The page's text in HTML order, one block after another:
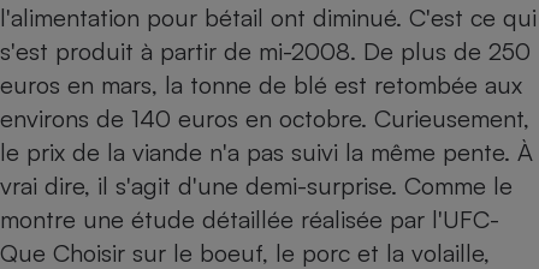
l'alimentation pour bétail ont diminué. C'est ce qui
s'est produit à partir de mi-2008. De plus de 250
euros en mars, la tonne de blé est retombée aux
environs de 140 euros en octobre. Curieusement,
le prix de la viande n'a pas suivi la même pente. À
vrai dire, il s'agit d'une demi-surprise. Comme le
montre une étude détaillée réalisée par l'UFC-
Que Choisir sur le boeuf, le porc et la volaille,
Plaque de cuisson à
induction
Téléphone mobile -
Smartphone
Radiateur électrique